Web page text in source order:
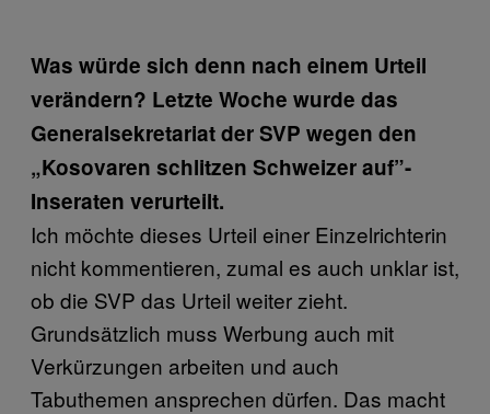
Was würde sich denn nach einem Urteil
verändern? Letzte Woche wurde das
Generalsekretariat der SVP wegen den
„Kosovaren schlitzen Schweizer auf”-
Inseraten verurteilt.
Ich möchte dieses Urteil einer Einzelrichterin
nicht kommentieren, zumal es auch unklar ist,
ob die SVP das Urteil weiter zieht.
Grundsätzlich muss Werbung auch mit
Verkürzungen arbeiten und auch
Tabuthemen ansprechen dürfen. Das macht